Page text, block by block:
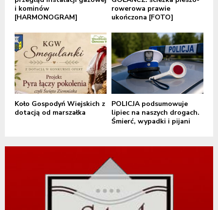
i kominów
[HARMONOGRAM]
rowerowa prawie
ukończona [FOTO]
Koło Gospodyń Wiejskich z
dotacją od marszałka
POLICJA podsumowuje
lipiec na naszych drogach.
Śmierć, wypadki i pijani